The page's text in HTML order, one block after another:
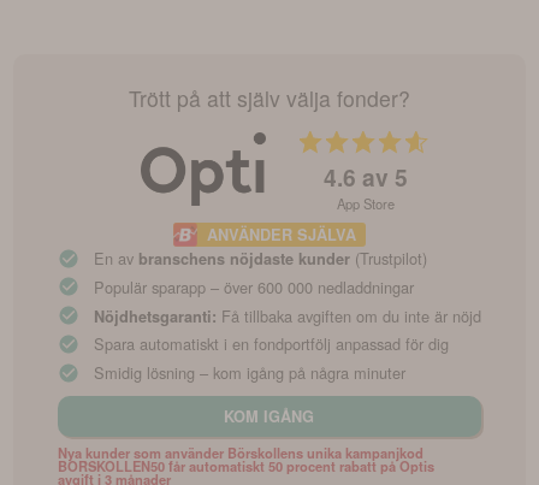
Trött på att själv välja fonder?
4.6 av 5
App Store
ANVÄNDER SJÄLVA
En av branschens nöjdaste kunder (Trustpilot)
Populär sparapp – över 600 000 nedladdningar
Nöjdhetsgaranti: Få tillbaka avgiften om du inte är nöjd
Spara automatiskt i en fondportfölj anpassad för dig
Smidig lösning – kom igång på några minuter
KOM IGÅNG
Nya kunder som använder Börskollens unika kampanjkod
BORSKOLLEN50 får automatiskt 50 procent rabatt på Optis
avgift i 3 månader